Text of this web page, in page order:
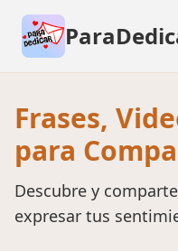
Frases,
para
Descubre y
expresar tus